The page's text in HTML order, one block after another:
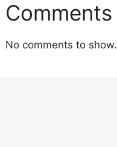
Comments
No comments to show.